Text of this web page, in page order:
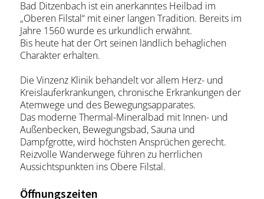
Bad Ditzenbach ist ein anerkanntes Heilbad im
„Oberen Filstal“ mit einer langen Tradition. Bereits im
Jahre 1560 wurde es urkundlich erwähnt.
Bis heute hat der Ort seinen ländlich behaglichen
Charakter erhalten.
Die Vinzenz Klinik behandelt vor allem Herz- und
Kreislauferkrankungen, chronische Erkrankungen der
Atemwege und des Bewegungsapparates.
Das moderne Thermal-Mineralbad mit Innen- und
Außenbecken, Bewegungsbad, Sauna und
Dampfgrotte, wird höchsten Ansprüchen gerecht.
Reizvolle Wanderwege führen zu herrlichen
Aussichtspunkten ins Obere Filstal.
Öffnungszeiten